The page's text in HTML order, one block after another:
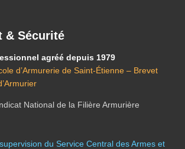
& Sécurité
agréé depuis 1979
d’Armurerie de Saint-Étienne – Brevet
National de la Filière Armurière
du Service Central des Armes et